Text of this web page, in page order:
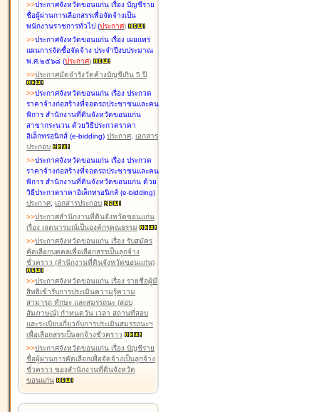
>>ประกาศจังหวัดขอนแก่น เรื่อง บัญชีราย
ชื่อผู้ผ่านการเลือกสรรเพื่อจัดจ้างเป็น
พนักงานราชการทั่วไป (ประกาศ)
>>ประกาศจังหวัดขอนแก่น เรื่อง เผยแพร่
แผนการจัดซื้อจัดจ้าง ประจำปีงบประมาณ
พ.ศ.๒๕๖๘ (ประกาศ)
>>ประกาศมัดจำรังวัดค้างบัญชีเกิน 5 ปี
>>ประกาศจังหวัดขอนแก่น เรื่อง ประกวด
ราคาจ้างก่อสร้างที่จอดรถประชาชนและคน
พิการ สำนักงานที่ดินจังหวัดขอนแก่น
สาขากระนวน ด้วยวิธีประกวดราคา
อิเล็กทรอนิกส์ (e-bidding) ประกาศ, เอกสาร
ประกอบ
>>ประกาศจังหวัดขอนแก่น เรื่อง ประกวด
ราคาจ้างก่อสร้างที่จอดรถประชาชนและคน
พิการ สำนักงานที่ดินจังหวัดขอนแก่น ด้วย
วิธีประกวดราคาอิเล็กทรอนิกส์ (e-bidding)
ประกาศ, เอกสารประกอบ
>>ประกาศสำนักงานที่ดินจังหวัดขอนแก่น
เรื่อง เจตนารมณ์เป็นองค์กรคุณธรรม
>>ประกาศจังหวัดขอนแก่น เรื่อง รับสมัคร
คัดเลือกบุคคลเพื่อเลือกสรรเป็นลูกจ้าง
ชั่วคราว (สำนักงานที่ดินจังหวัดขอนแก่น)
>>ประกาศจังหวัดขอนแก่น เรื่อง รายชื่อผู้มี
สิทธิเข้ารับการประเมินความรู้ความ
สามารถ ทักษะ และสมรรถนะ (สอบ
สัมภาษณ์) กำหนดวัน เวลา สถานที่สอบ
และระเบียบเกี่ยวกับการประเมินสมรรถนะฯ
เพื่อเลือกสรรเป็นลูกจ้างชั่วคราว
>>ประกาศจังหวัดขอนแก่น เรื่อง บัญชีราย
ชื่อผู้ผ่านการคัดเลือกเพื่อจัดจ้างเป็นลูกจ้าง
ชั่วคราว ของสำนักงานที่ดินจังหวัด
ขอนแก่น